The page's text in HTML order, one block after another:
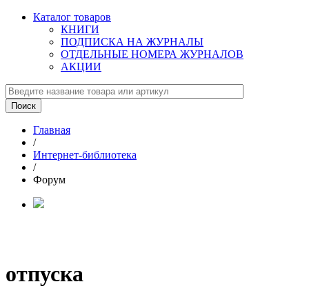
Каталог товаров
КНИГИ
ПОДПИСКА НА ЖУРНАЛЫ
ОТДЕЛЬНЫЕ НОМЕРА ЖУРНАЛОВ
АКЦИИ
Главная
/
Интернет-библиотека
/
Форум
отпуска